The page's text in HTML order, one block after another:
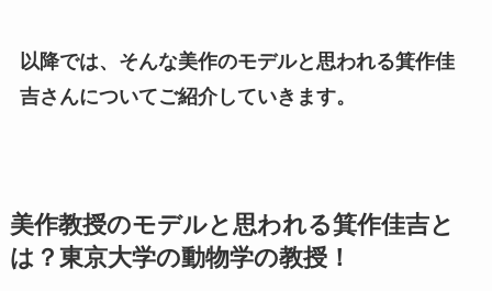
以降では、そんな美作のモデルと思われる箕作佳
吉さんについてご紹介していきます。
美作教授のモデルと思われる箕作佳吉と
は？東京大学の動物学の教授！